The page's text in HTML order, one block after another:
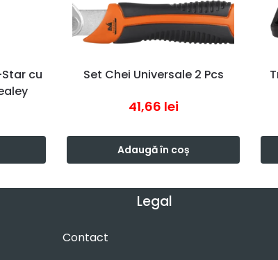
cu
Set Chei Universale 2 Pcs
41,66 lei
Adaugă în coș
Legal
Contact